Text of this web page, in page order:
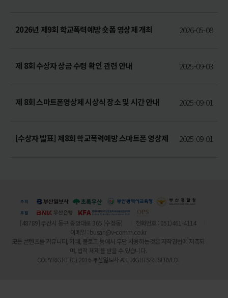
2026년 제9회 학교폭력예방 숏폼 영상제 개최 2026-05-08
제 8회 수상자 상금 수령 확인 관련 안내 2025-09-03
제 8회 스마트폰영상제 시상식 장소 및 시간 안내 2025-09-01
[수상자 발표] 제8회 학교폭력예방 스마트폰 영상제 2025-09-01
[48789] 부산시 동구 중앙대로 365 (수정동)
전화번호 : 051)461-4114
이메일 : busan@v-comm.co.kr
모든 콘텐츠를 커뮤니티, 카페, 블로그 등에서 무단 사용하는것은 저작권법에 저촉되
며, 법적 제재를 받을 수 있습니다.
COPYRIGHT (C) 2016 부산일보사 ALL RIGHTS RESERVED.